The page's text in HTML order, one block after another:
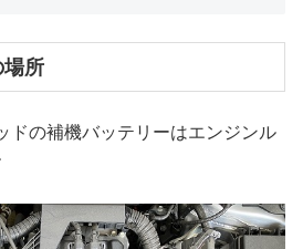
所
の補機バッテリーはエンジンル